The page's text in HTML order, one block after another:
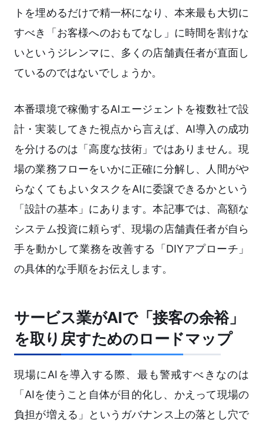
トを埋めるだけで精一杯になり、本来最も大切に
すべき「お客様へのおもてなし」に時間を割けな
いというジレンマに、多くの店舗責任者が直面し
ているのではないでしょうか。
本番環境で稼働するAIエージェントを複数社で設
計・実装してきた視点から言えば、AI導入の成功
を分けるのは「高度な技術」ではありません。現
場の業務フローをいかに正確に分解し、人間がや
らなくてもよいタスクをAIに委譲できるかという
「設計の基本」にあります。本記事では、高額な
システム投資に頼らず、現場の店舗責任者が自ら
手を動かして業務を改善する「DIYアプローチ」
の具体的な手順をお伝えします。
サービス業がAIで「接客の余裕」
を取り戻すためのロードマップ
現場にAIを導入する際、最も警戒すべきなのは
「AIを使うこと自体が目的化し、かえって現場の
負担が増える」というガバナンス上の落とし穴で